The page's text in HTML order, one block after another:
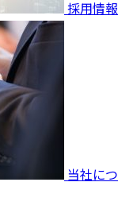
採用情報
当社につ